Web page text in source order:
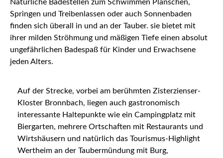
Natürliche Badestellen zum Schwimmen Planschen,
Springen und Treibenlassen oder auch Sonnenbaden
finden sich überall in und an der Tauber. sie bietet mit
ihrer milden Ströhmung und mäßigen Tiefe einen absolut
ungefährlichen Badespaß für Kinder und Erwachsene
jeden Alters.
Auf der Strecke, vorbei am berühmten Zisterzienser-
Kloster Bronnbach, liegen auch gastronomisch
interessante Haltepunkte wie ein Campingplatz mit
Biergarten, mehrere Ortschaften mit Restaurants und
Wirtshäusern und natürlich das Tourismus-Highlight
Wertheim an der Taubermündung mit Burg,